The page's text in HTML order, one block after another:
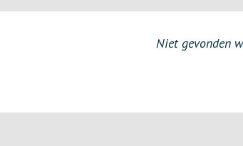
Niet gevonden